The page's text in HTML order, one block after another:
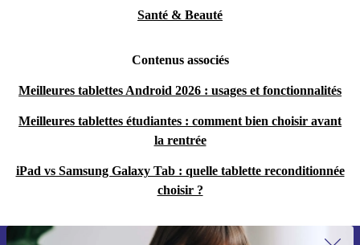
Santé & Beauté
Contenus associés
Meilleures tablettes Android 2026 : usages et fonctionnalités
Meilleures tablettes étudiantes : comment bien choisir avant
la rentrée
iPad vs Samsung Galaxy Tab : quelle tablette reconditionnée
choisir ?